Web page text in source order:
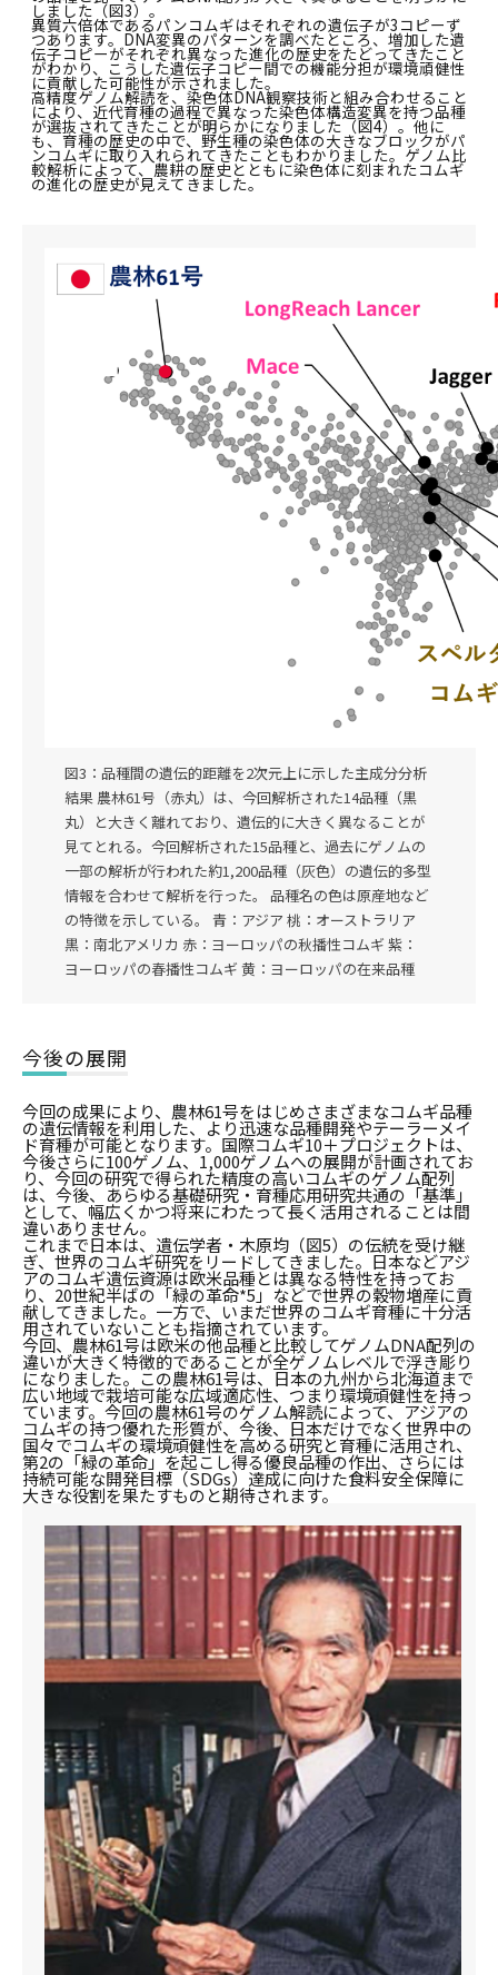
しました（図3）。
異質六倍体であるパンコムギはそれぞれの遺伝子が3コピーず
つあります。DNA変異のパターンを調べたところ、増加した遺
伝子コピーがそれぞれ異なった進化の歴史をたどってきたこと
がわかり、こうした遺伝子コピー間での機能分担が環境頑健性
に貢献した可能性が示されました。
高精度ゲノム解読を、染色体DNA観察技術と組み合わせること
により、近代育種の過程で異なった染色体構造変異を持つ品種
が選抜されてきたことが明らかになりました（図4）。他に
も、育種の歴史の中で、野生種の染色体の大きなブロックがパ
ンコムギに取り入れられてきたこともわかりました。ゲノム比
較解析によって、農耕の歴史とともに染色体に刻まれたコムギ
の進化の歴史が見えてきました。
図3：品種間の遺伝的距離を2次元上に示した主成分分析
結果 農林61号（赤丸）は、今回解析された14品種（黒
丸）と大きく離れており、遺伝的に大きく異なることが
見てとれる。今回解析された15品種と、過去にゲノムの
一部の解析が行われた約1,200品種（灰色）の遺伝的多型
情報を合わせて解析を行った。 品種名の色は原産地など
の特徴を示している。 青：アジア 桃：オーストラリア
黒：南北アメリカ 赤：ヨーロッパの秋播性コムギ 紫：
ヨーロッパの春播性コムギ 黄：ヨーロッパの在来品種
今後の展開
今回の成果により、農林61号をはじめさまざまなコムギ品種
の遺伝情報を利用した、より迅速な品種開発やテーラーメイ
ド育種が可能となります。国際コムギ10＋プロジェクトは、
今後さらに100ゲノム、1,000ゲノムへの展開が計画されてお
り、今回の研究で得られた精度の高いコムギのゲノム配列
は、今後、あらゆる基礎研究・育種応用研究共通の「基準」
として、幅広くかつ将来にわたって長く活用されることは間
違いありません。
これまで日本は、遺伝学者・木原均（図5）の伝統を受け継
ぎ、世界のコムギ研究をリードしてきました。日本などアジ
アのコムギ遺伝資源は欧米品種とは異なる特性を持ってお
り、20世紀半ばの「緑の革命*5」などで世界の穀物増産に貢
献してきました。一方で、いまだ世界のコムギ育種に十分活
用されていないことも指摘されています。
今回、農林61号は欧米の他品種と比較してゲノムDNA配列の
違いが大きく特徴的であることが全ゲノムレベルで浮き彫り
になりました。この農林61号は、日本の九州から北海道まで
広い地域で栽培可能な広域適応性、つまり環境頑健性を持っ
ています。今回の農林61号のゲノム解読によって、アジアの
コムギの持つ優れた形質が、今後、日本だけでなく世界中の
国々でコムギの環境頑健性を高める研究と育種に活用され、
第2の「緑の革命」を起こし得る優良品種の作出、さらには
持続可能な開発目標（SDGs）達成に向けた食料安全保障に
大きな役割を果たすものと期待されます。